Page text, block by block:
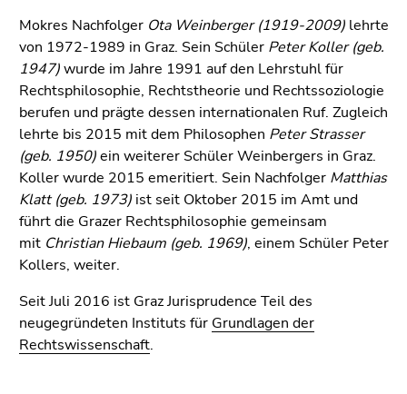
Mokres Nachfolger Ota Weinberger (1919-2009) lehrte
von 1972-1989 in Graz. Sein Schüler Peter Koller (geb.
1947)wurde im Jahre 1991 auf den Lehrstuhl für
Rechtsphilosophie, Rechtstheorie und Rechtssoziologie
berufen und prägte dessen internationalen Ruf. Zugleich
lehrte bis 2015 mit dem Philosophen Peter Strasser
(geb. 1950)ein weiterer Schüler Weinbergers in Graz.
Koller wurde 2015 emeritiert. Sein Nachfolger Matthias
Klatt (geb. 1973) ist seit Oktober 2015 im Amt und
führt die Grazer Rechtsphilosophie gemeinsam
mit Christian Hiebaum (geb. 1969), einem Schüler Peter
Kollers, weiter.
Seit Juli 2016 ist Graz Jurisprudence Teil des
neugegründeten Instituts für Grundlagen der
Rechtswissenschaft.